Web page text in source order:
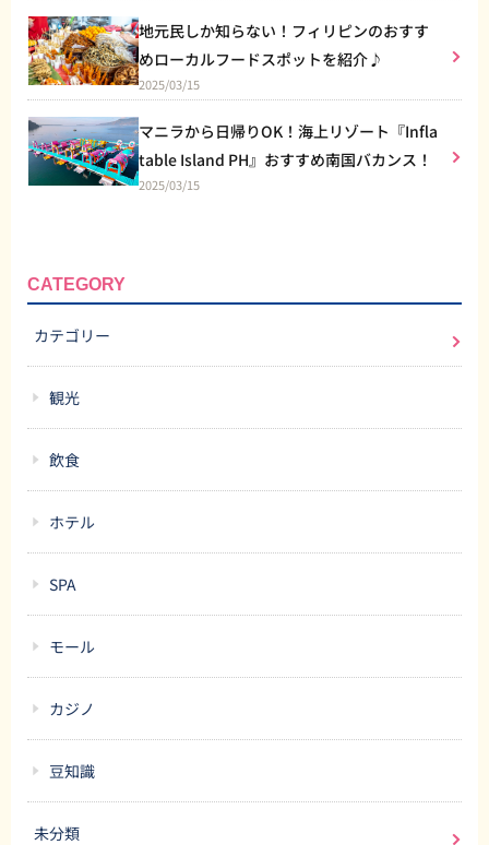
地元民しか知らない！フィリピンのおすす
めローカルフードスポットを紹介♪
2025/03/15
マニラから日帰りOK！海上リゾート『Infla
table Island PH』おすすめ南国バカンス！
2025/03/15
CATEGORY
カテゴリー
観光
飲食
ホテル
SPA
モール
カジノ
豆知識
未分類